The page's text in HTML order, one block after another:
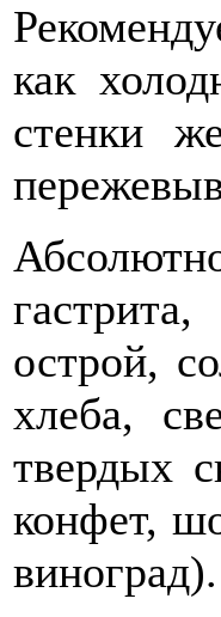
как
стенки
острой,
хлеба,
твердых
конфет,
виноград).